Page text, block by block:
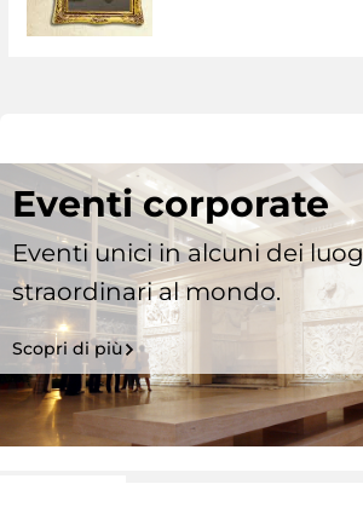
Eventi corporate
Eventi unici in alcuni dei
straordinari al mondo.
Scopri di più